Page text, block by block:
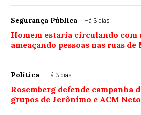
Segurança Pública Há 3 dias
Homem estaria circulando com
ameaçando pessoas nas ruas de
Política Há 3 dias
Rosemberg defende campanha
grupos de Jerônimo e ACM Neto